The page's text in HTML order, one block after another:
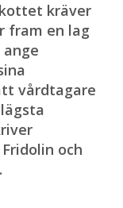
kräver
fram en lag
vårdtagare
och